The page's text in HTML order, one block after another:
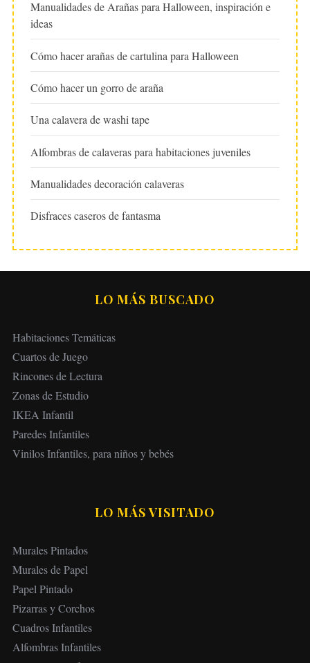
Manualidades de Arañas para Halloween, inspiración e
ideas
Cómo hacer arañas de cartulina para Halloween
Cómo hacer un gorro de araña
Una calavera de washi tape
Alfombras de calaveras para habitaciones juveniles
Manualidades decoración calaveras
Disfraces caseros de fantasma
LO MÁS BUSCADO
Habitaciones Temáticas
Cuartos de Juego
Rincones de Lectura
Zonas de Estudio
IKEA Infantil
Paredes Infantiles
Vinilos Infantiles, para niños y bebés
LO MÁS VISITADO
Murales Pintados
Murales de Papel
Papel Pintado
Pizarras y Corchos
Cuadros Infantiles
Alfombras Infantiles